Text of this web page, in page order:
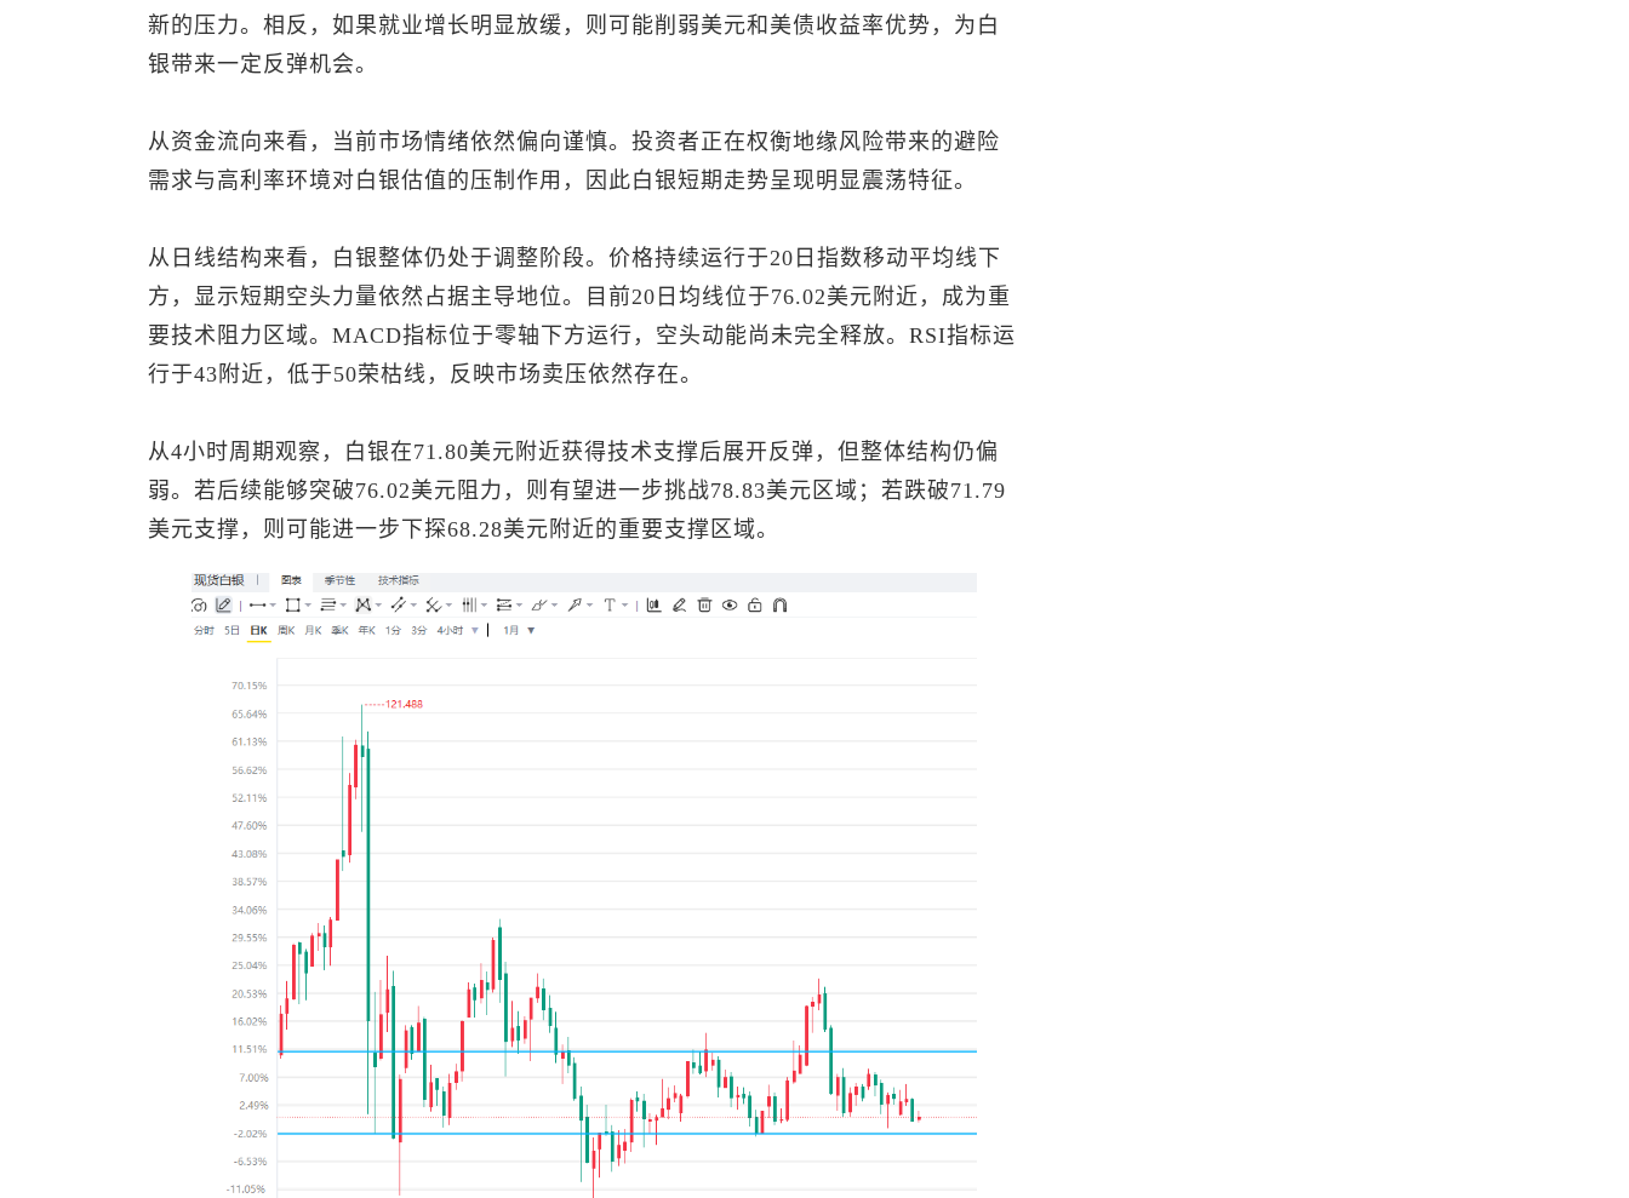
新的压力。相反，如果就业增长明显放缓，则可能削弱美元和美债收益率优势，为白
银带来一定反弹机会。
从资金流向来看，当前市场情绪依然偏向谨慎。投资者正在权衡地缘风险带来的避险
需求与高利率环境对白银估值的压制作用，因此白银短期走势呈现明显震荡特征。
从日线结构来看，白银整体仍处于调整阶段。价格持续运行于20日指数移动平均线下
方，显示短期空头力量依然占据主导地位。目前20日均线位于76.02美元附近，成为重
要技术阻力区域。MACD指标位于零轴下方运行，空头动能尚未完全释放。RSI指标运
行于43附近，低于50荣枯线，反映市场卖压依然存在。
从4小时周期观察，白银在71.80美元附近获得技术支撑后展开反弹，但整体结构仍偏
弱。若后续能够突破76.02美元阻力，则有望进一步挑战78.83美元区域；若跌破71.79
美元支撑，则可能进一步下探68.28美元附近的重要支撑区域。